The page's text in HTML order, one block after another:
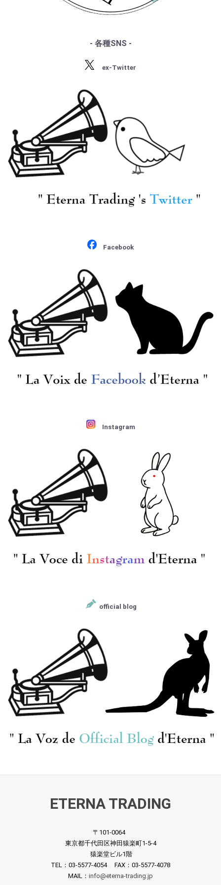
・ストラヴィンスキー
・ショスタコーヴィチ
- 各種SNS -
ex-Twitter
Facebook
Instagram
official blog
ETERNA TRADING
〒101-0064
東京都千代田区神田猿楽町1-5-4
猿楽堂ビル1階
TEL：03-5577-4054 FAX：03-5577-4078
MAIL： info@eterna-trading.jp